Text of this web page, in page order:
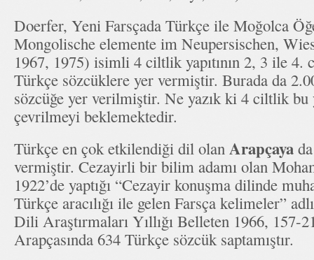
Doerfer, Yeni Farsçada Türkçe ile Moğolca
Mongolische elemente im Neupersischen,
1967, 1975) isimli 4 ciltlik yapıtının 2, 3 ile 4.
Türkçe sözcüklere yer vermiştir. Burada da
sözcüğe yer verilmiştir. Ne yazık ki 4 ciltlik bu
çevrilmeyi beklemektedir.
Türkçe en çok etkilendiği dil olan Arapçaya
vermiştir. Cezayirli bir bilim adamı olan
1922’de yaptığı “Cezayir konuşma dilinde
Türkçe aracılığı ile gelen Farsça kelimeler”
Dili Araştırmaları Yıllığı Belleten 1966, 157-
Arapçasında 634 Türkçe sözcük saptamıştır.